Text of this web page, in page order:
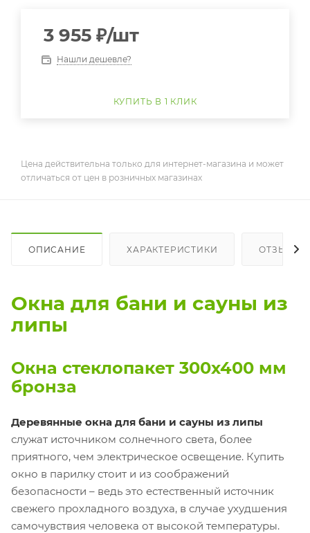
3 955 ₽/шт
Нашли дешевле?
КУПИТЬ В 1 КЛИК
Цена действительна только для интернет-магазина и может
отличаться от цен в розничных магазинах
ОПИСАНИЕ ХАРАКТЕРИСТИКИ ОТЗЫВЫ
Окна для бани и сауны из
липы
Окна стеклопакет 300х400 мм
бронза
Деревянные окна для бани и сауны из липы
служат источником солнечного света, более
приятного, чем электрическое освещение. Купить
окно в парилку стоит и из соображений
безопасности – ведь это естественный источник
свежего прохладного воздуха, в случае ухудшения
самочувствия человека от высокой температуры.